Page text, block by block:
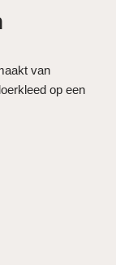
van
op een